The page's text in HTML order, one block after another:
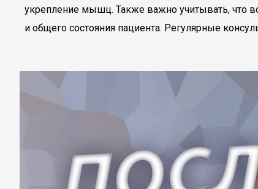
укрепление мышц. Также важно учитывать, что
и общего состояния пациента. Регулярные